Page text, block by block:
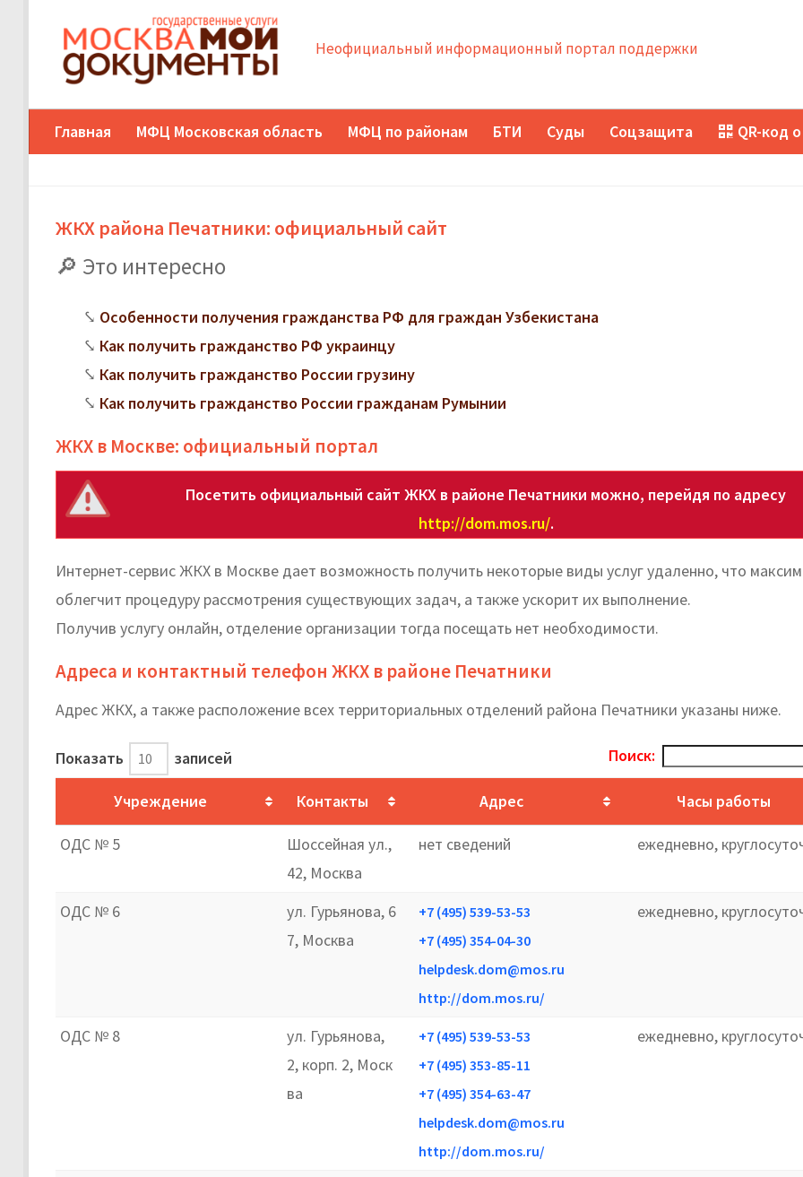
Неофициальный информационный портал поддержки
Главная МФЦ Московская область МФЦ по районам БТИ Суды Соцзащита QR-код
ЖКХ района Печатники: официальный сайт
Это интересно
Особенности получения гражданства РФ для граждан Узбекистана
Как получить гражданство РФ украинцу
Как получить гражданство России грузину
Как получить гражданство России гражданам Румынии
ЖКХ в Москве: официальный портал
Посетить официальный сайт ЖКХ в районе Печатники можно, перейдя по адресу
http://dom.mos.ru/.
Интернет-сервис ЖКХ в Москве дает возможность получить некоторые виды услуг удаленно, что
облегчит процедуру рассмотрения существующих задач, а также ускорит их выполнение.
Получив услугу онлайн, отделение организации тогда посещать нет необходимости.
Адреса и контактный телефон ЖКХ в районе Печатники
Адрес ЖКХ, а также расположение всех территориальных отделений района Печатники указаны ниже.
Показать записей Поиск:
Учреждение Контакты Адрес Часы работы
ОДС № 5
Шоссейная ул.,
42, Москва
нет сведений ежедневно,
ОДС № 6
ул. Гурьянова, 6
7, Москва
+7 (495) 539-53-53
+7 (495) 354-04-30
helpdesk.dom@mos.ru
http://dom.mos.ru/
ежедневно,
ОДС № 8
ул. Гурьянова,
2, корп. 2, Моск
ва
+7 (495) 539-53-53
+7 (495) 353-85-11
+7 (495) 354-63-47
helpdesk.dom@mos.ru
http://dom.mos.ru/
ежедневно,